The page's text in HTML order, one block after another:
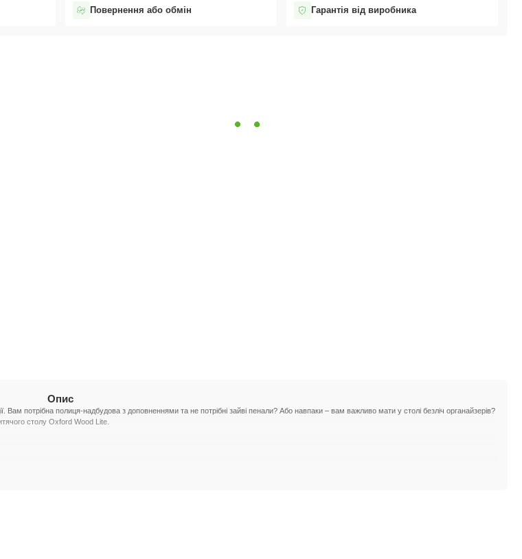
Повернення або обмін Гарантія від виробника
Опис
потрібна полиця-надбудова з доповненнями та не потрібні зайві пенали? Або навпаки – вам важливо мати у столі безліч органайзерів?
столу Oxford Wood Lite.